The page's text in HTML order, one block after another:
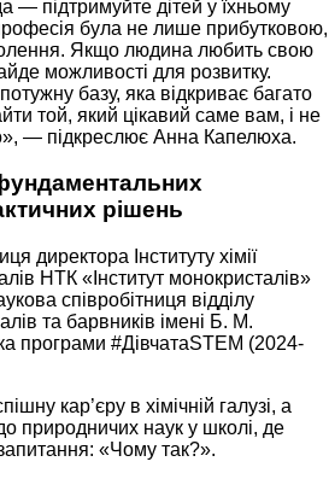
— підтримуйте дітей у їхньому
була не лише прибутковою,
Якщо людина любить свою
можливості для розвитку.
базу, яка відкриває багато
той, який цікавий саме вам, і не
— підкреслює Анна Капелюха.
рішень
директора Інституту хімії
НТК «Інститут монокристалів»
співробітниця відділу
та барвників імені Б. М.
програми #ДівчатаSTEM (2024-
кар’єру в хімічній галузі, а
природничих наук у школі, де
«Чому так?».